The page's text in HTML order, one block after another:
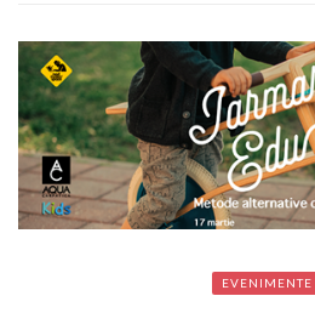
EVENIMENTE